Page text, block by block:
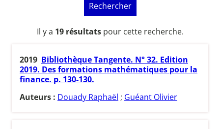
Rechercher
Il y a 19 résultatspour cette recherche.
2019 Bibliothèque Tangente. N° 32. Edition
2019. Des formations mathématiques pour la
finance. p. 130-130.
Auteurs : Douady Raphaël ; Guéant Olivier